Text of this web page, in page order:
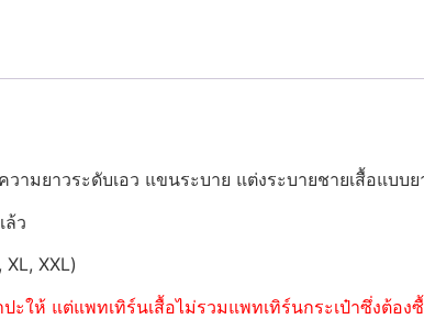
ามยาวระดับเอว แขนระบาย แต่งระบายชายเสื้อแบบย
ล้ว
XXL)
ะให้ แต่แพทเทิร์นเสื้อไม่รวมแพทเทิร์นกระเป๋าซึ่งต้อ